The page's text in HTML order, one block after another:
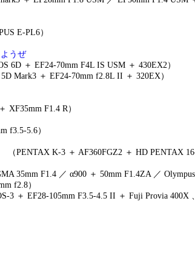
E-PL6）
うぜ
6D ＋ EF24-70mm F4L IS USM ＋ 430EX2）
Mark3 ＋ EF24-70mm f2.8L II ＋ 320EX）
F1.4 R）
f3.5-5.6）
（PENTAX K-3 ＋ AF360FGZ2 ＋ HD PENTAX
35mm F1.4 ／ α900 ＋ 50mm F1.4ZA ／ Olympus
f2.8）
3 ＋ EF28-105mm F3.5-4.5 II ＋ Fuji Provia 400X